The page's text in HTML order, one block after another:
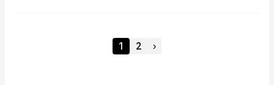
势能。这也给叶卡捷琳娜提供了非
吧，然后想到哪，就写点一二三。
世界因我们的存在，才这么有趣。
她每一个字背后的、他们真实体验
着的阳光与享受。特别好玩儿，她
得也还挺深刻的。因为它记录了点
中。但是另一方面，我代入比较少
的原因是，从职业生涯开始，我就
1 2 ›